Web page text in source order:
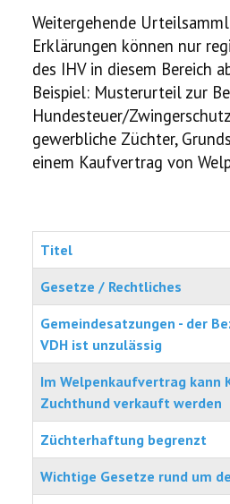
Weitergehende
Erklärungen können nur
des IHV in diesem Bereich
Beispiel: Musterurteil zur
Hundesteuer/
gewerbliche Züchter,
einem Kaufvertrag von
Titel
Gesetze / Rechtliches
Gemeindesatzungen - der
VDH ist unzulässig
Im Welpenkaufvertrag kann
Zuchthund verkauft werden
Züchterhaftung begrenzt
Wichtige Gesetze rund um